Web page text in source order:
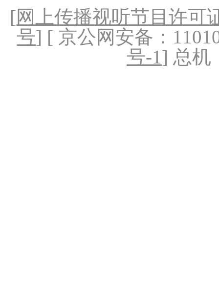
[网上传播视听节目许可
号] [ 京公网安备：
号-1] 总机